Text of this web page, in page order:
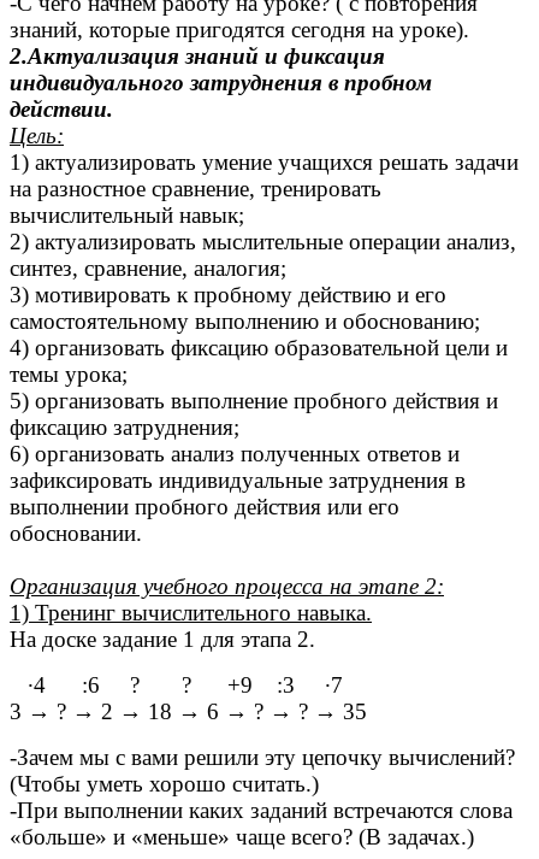
знаний, которые пригодятся сегодня на уроке).
2.Актуализация знаний и фиксация
индивидуального затруднения в пробном
действии.
Цель:
1) актуализировать умение учащихся решать задачи
на разностное сравнение, тренировать
вычислительный навык;
2) актуализировать мыслительные операции анализ,
синтез, сравнение, аналогия;
3) мотивировать к пробному действию и его
самостоятельному выполнению и обоснованию;
4) организовать фиксацию образовательной цели и
темы урока;
5) организовать выполнение пробного действия и
фиксацию затруднения;
6) организовать анализ полученных ответов и
зафиксировать индивидуальные затруднения в
выполнении пробного действия или его
обосновании.
Организация учебного процесса на этапе 2:
1) Тренинг вычислительного навыка.
На доске задание 1 для этапа 2.
∙4 :6 ? ? +9 :3 ∙7
3 → ? → 2 → 18 → 6 → ? → ? → 35
-Зачем мы с вами решили эту цепочку вычислений?
(Чтобы уметь хорошо считать.)
-При выполнении каких заданий встречаются слова
«больше» и «меньше» чаще всего? (В задачах.)